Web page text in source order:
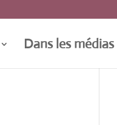
Dans les médias